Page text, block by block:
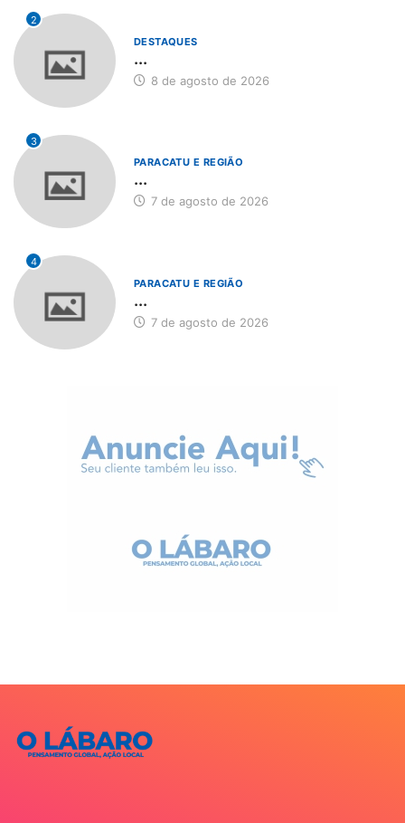
2
DESTAQUES
...
8 de agosto de 2026
3
PARACATU E REGIÃO
...
7 de agosto de 2026
4
PARACATU E REGIÃO
...
7 de agosto de 2026